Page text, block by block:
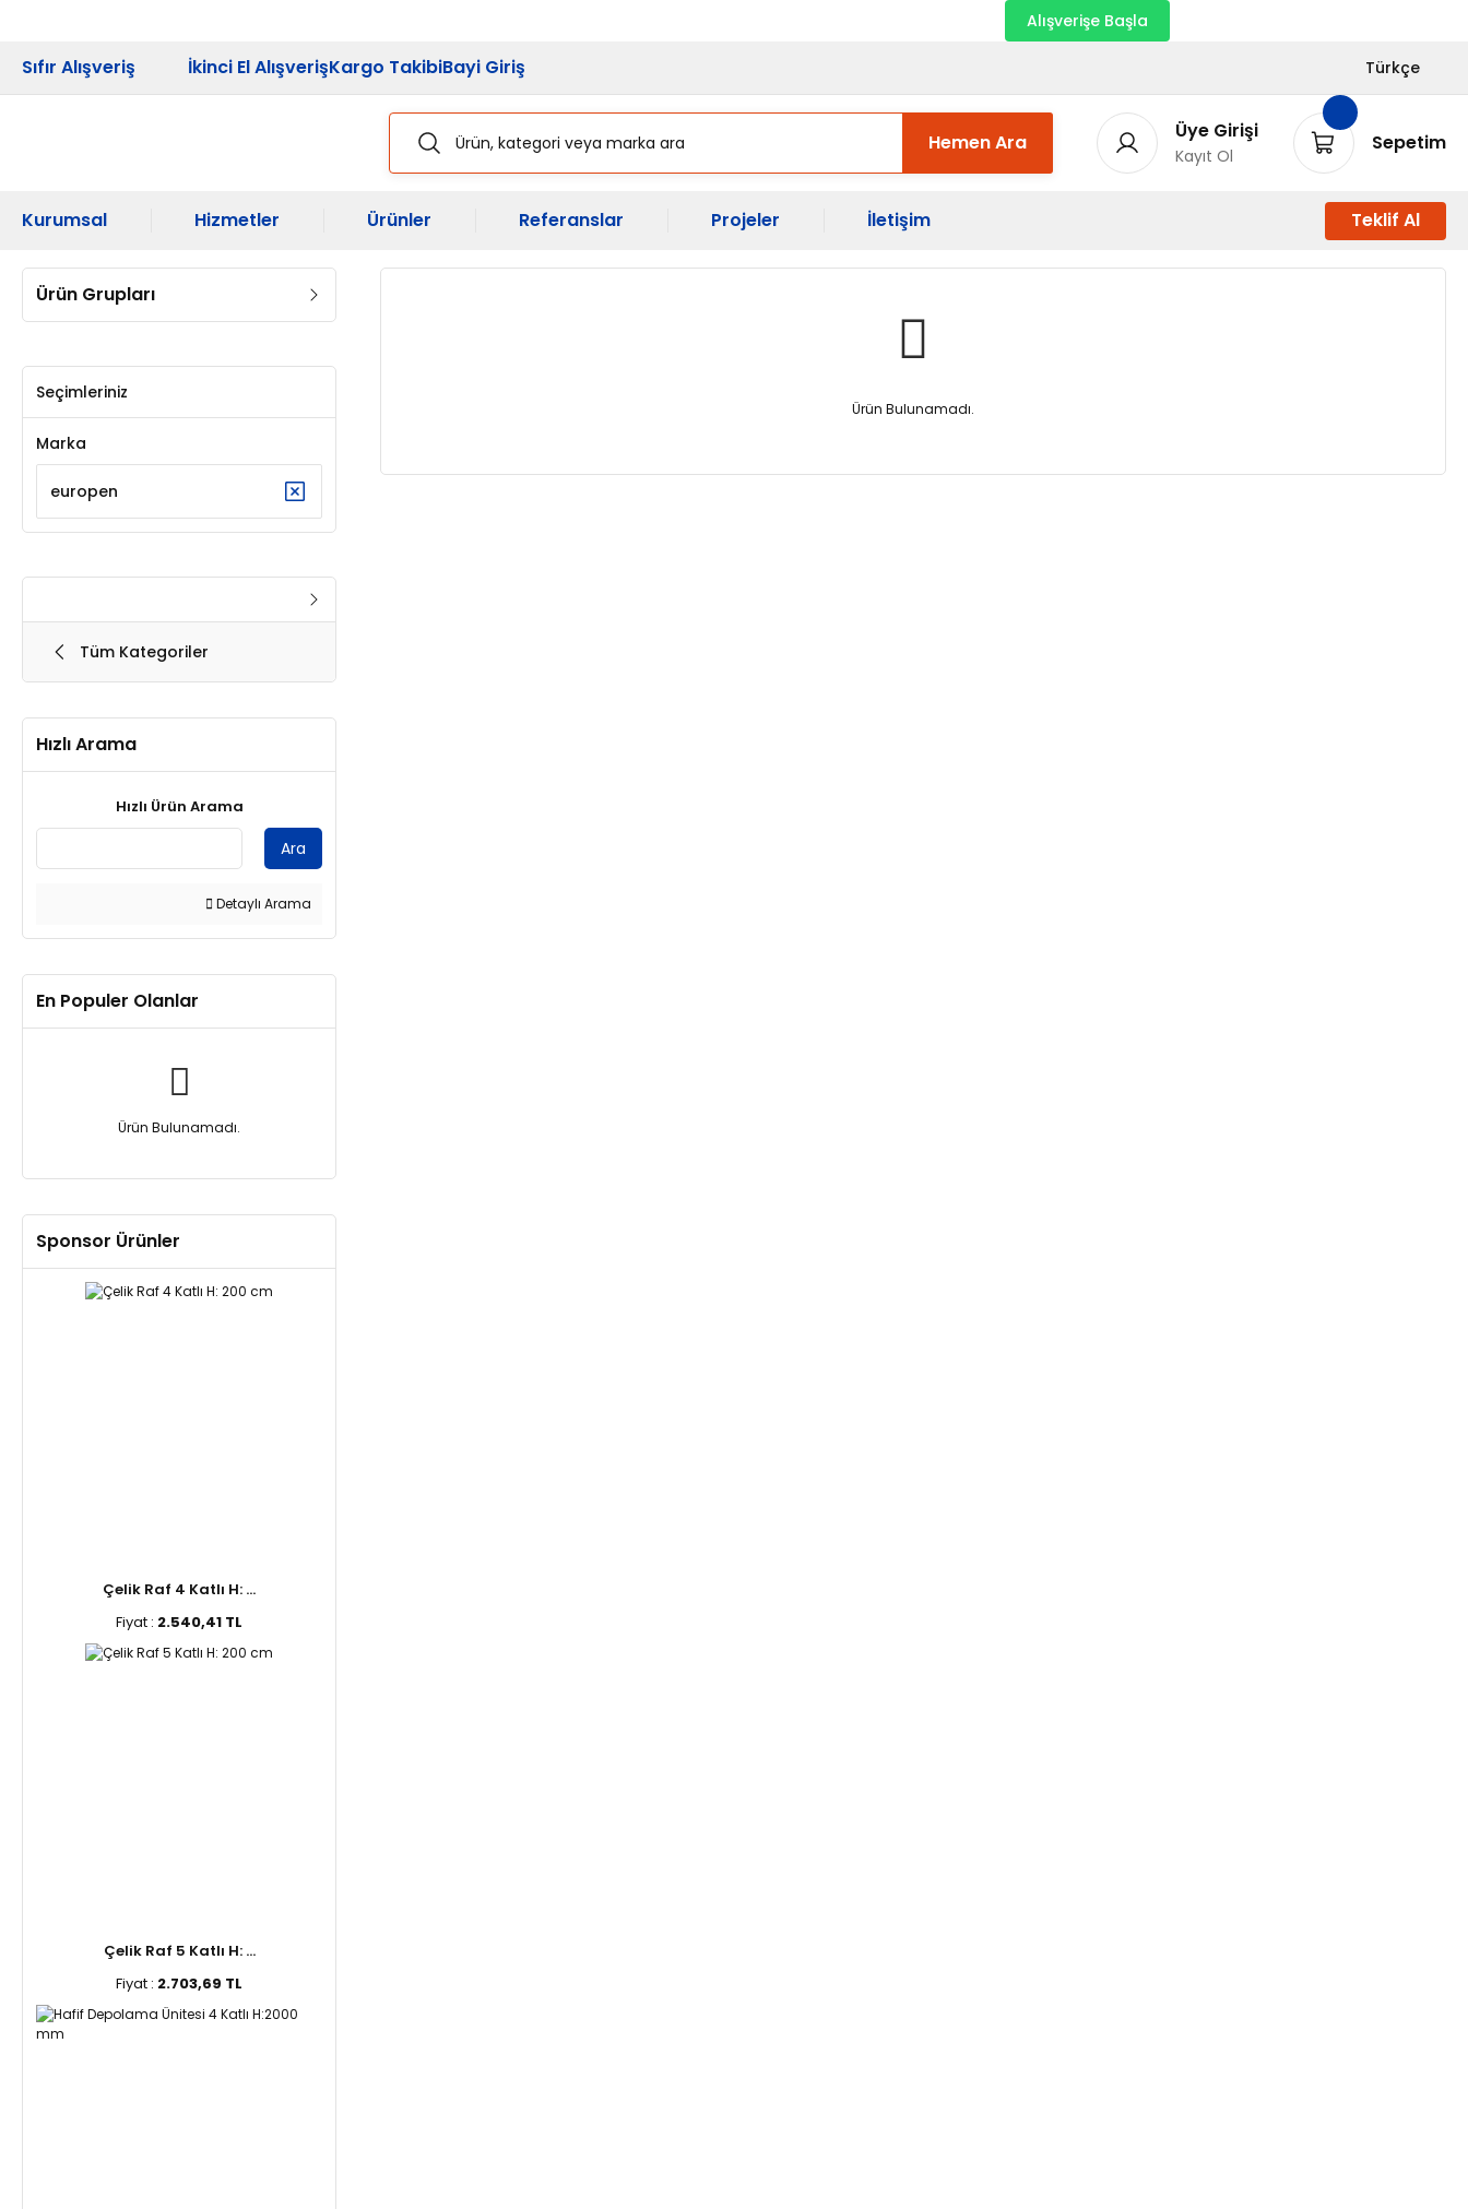
Alışverişe Başla
Sıfır Alışveriş İkinci El AlışverişKargo TakibiBayi Giriş Türkçe
Hemen Ara Üye Girişi
Kayıt Ol
Sepetim
Kurumsal Hizmetler Ürünler Referanslar Projeler İletişim Teklif Al
Ürün Grupları
Seçimleriniz
Marka
europen
Tüm Kategoriler
Hızlı Arama
Hızlı Ürün Arama
Ara
Detaylı Arama
En Populer Olanlar
Ürün Bulunamadı.
Sponsor Ürünler
Çelik Raf 4 Katlı H: ...
Fiyat : 2.540,41 TL
Çelik Raf 5 Katlı H: ...
Fiyat : 2.703,69 TL
Ürün Bulunamadı.